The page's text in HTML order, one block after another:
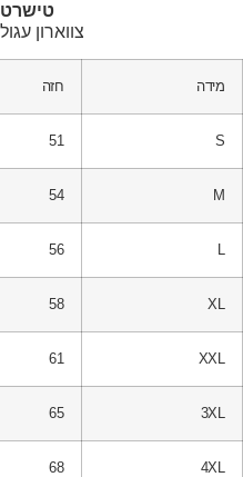
טישרט
צווארון
מידה חזה
S
51
M
54
56
XL
58
XXL
61
3XL
65
4XL
68